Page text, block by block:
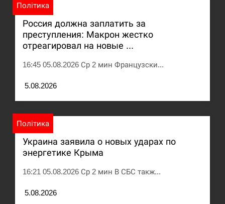
Політика
Россия должна заплатить за
преступления: Макрон жестко
отреагировал на новые ...
16:45 05.08.2026 Ср 2 мин Французски...
5.08.2026
Політика
Украина заявила о новых ударах по
энергетике Крыма
16:21 05.08.2026 Ср 2 мин В СБС такж...
5.08.2026